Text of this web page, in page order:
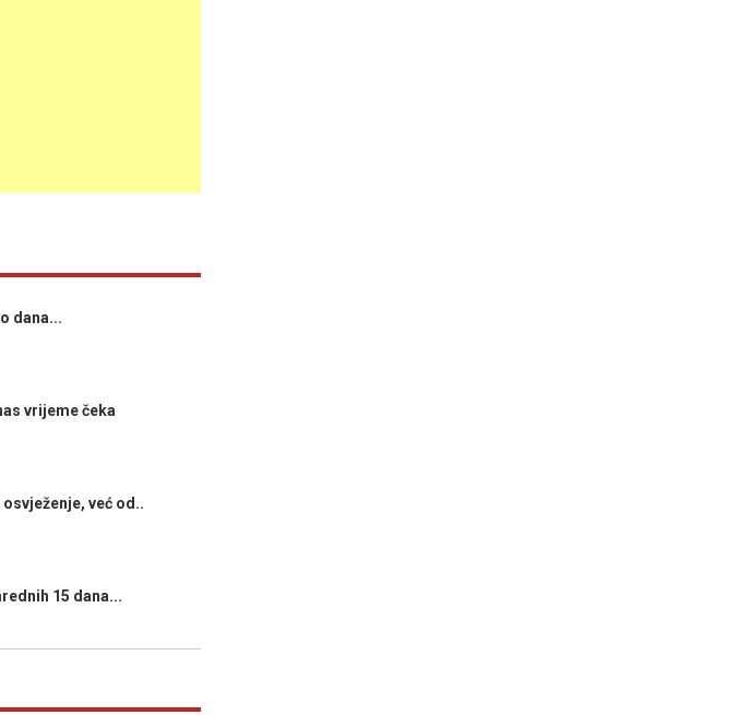
dana...
vrijeme čeka
već od..
15 dana...